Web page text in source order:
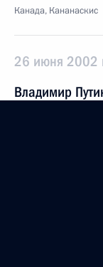
Канада, Кананаскис
26 июня 2002
Владимир